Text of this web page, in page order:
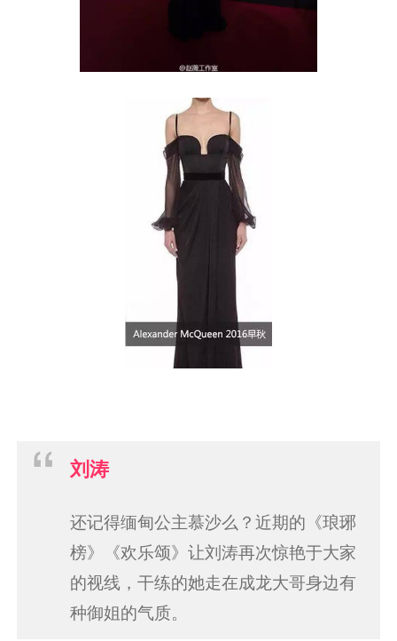
刘涛
还记得缅甸公主慕沙么？近期的《琅琊
榜》《欢乐颂》让刘涛再次惊艳于大家
的视线，干练的她走在成龙大哥身边有
种御姐的气质。